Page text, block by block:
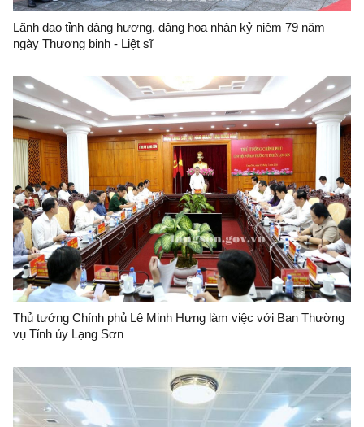
Lãnh đạo tỉnh dâng hương, dâng hoa nhân kỷ niệm 79 năm
ngày Thương binh - Liệt sĩ
Thủ tướng Chính phủ Lê Minh Hưng làm việc với Ban Thường
vụ Tỉnh ủy Lạng Sơn